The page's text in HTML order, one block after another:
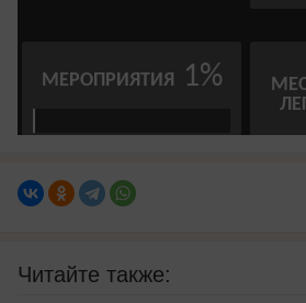
Читайте также: